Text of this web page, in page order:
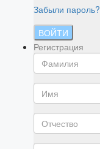
Забыли пароль?
ВОЙТИ
Регистрация